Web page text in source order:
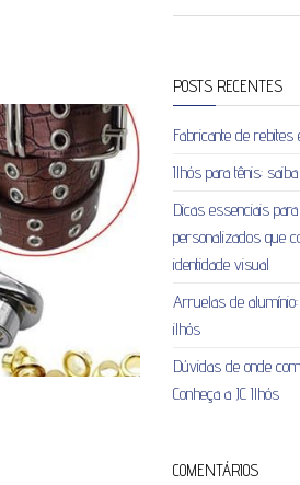
POSTS RECENTES
Fabricante de rebites
Ilhós para tênis:
Dicas essenciais
personalizados que
identidade visual
Arruelas de
ilhós
Dúvidas de onde
Conheça a JC Ilhós
COMENTÁRIOS